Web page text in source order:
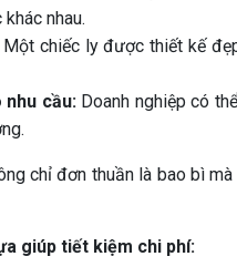
nhau.
chiếc ly được thiết kế
nhu cầu:Doanh nghiệp có
chỉ đơn thuần là bao bì
giúp tiết kiệm chi phí: